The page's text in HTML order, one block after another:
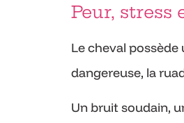
Peur, stress
Le cheval
dangereuse, la
Un bruit soudain,